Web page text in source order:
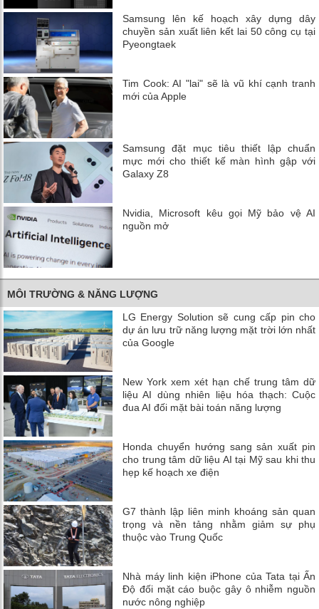
Samsung lên kế hoạch xây dựng dây
chuyền sản xuất liên kết lai 50 công cụ tại
Pyeongtaek
Tim Cook: AI "lai" sẽ là vũ khí cạnh tranh
mới của Apple
Samsung đặt mục tiêu thiết lập chuẩn
mực mới cho thiết kế màn hình gập với
Galaxy Z8
Nvidia, Microsoft kêu gọi Mỹ bảo vệ AI
nguồn mở
MÔI TRƯỜNG & NĂNG LƯỢNG
LG Energy Solution sẽ cung cấp pin cho
dự án lưu trữ năng lượng mặt trời lớn nhất
của Google
New York xem xét hạn chế trung tâm dữ
liệu AI dùng nhiên liệu hóa thạch: Cuộc
đua AI đối mặt bài toán năng lượng
Honda chuyển hướng sang sản xuất pin
cho trung tâm dữ liệu AI tại Mỹ sau khi thu
hẹp kế hoạch xe điện
G7 thành lập liên minh khoáng sản quan
trọng và nền tảng nhằm giảm sự phụ
thuộc vào Trung Quốc
Nhà máy linh kiện iPhone của Tata tại Ấn
Độ đối mặt cáo buộc gây ô nhiễm nguồn
nước nông nghiệp